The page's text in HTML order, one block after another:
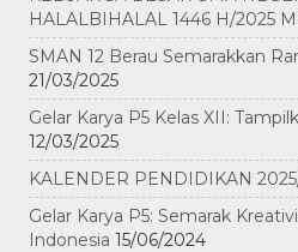
HALALBIHALAL 1446 H/2025 M
SMAN 12 Berau Semarakkan
21/03/2025
Gelar Karya P5 Kelas XII:
12/03/2025
KALENDER PENDIDIKAN
Gelar Karya P5: Semarak
Indonesia 15/06/2024